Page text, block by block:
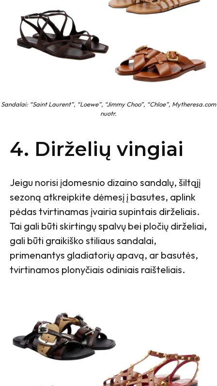
Sandalai: “Saint Laurent”, “Loewe”, “Jimmy Choo”, “Chloe”, Mytheresa.com
nuotr.
4. Dirželių vingiai
Jeigu norisi įdomesnio dizaino sandalų, šiltąjį
sezoną atkreipkite dėmesį į basutes, aplink
pėdas tvirtinamas įvairia supintais dirželiais.
Tai gali būti skirtingų spalvų bei pločių dirželiai,
gali būti graikiško stiliaus sandalai,
primenantys gladiatorių apavą, ar basutės,
tvirtinamos plonyčiais odiniais raišteliais.